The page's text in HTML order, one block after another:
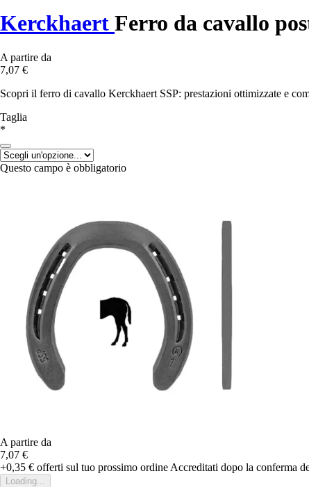
Kerckhaert Ferro da cavallo
A partire da
7,07 €
Scopri il ferro di cavallo Kerckhaert SSP: prestazioni ottimizzate e
Taglia
*
Questo campo è obbligatorio
A partire da
7,07 €
+0,35 € offerti sul tuo prossimo ordine Accreditati dopo la conferma
Loading...